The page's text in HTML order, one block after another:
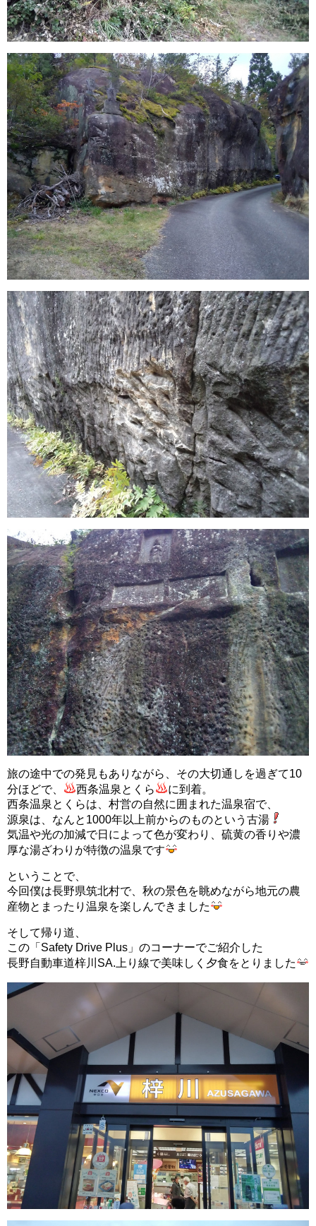
旅の途中での発見もありながら、その大切通しを過ぎて10
分ほどで、
西条温泉とくら
に到着。
西条温泉とくらは、村営の自然に囲まれた温泉宿で、
源泉は、なんと1000年以上前からのものという古湯
気温や光の加減で日によって色が変わり、硫黄の香りや濃
厚な湯ざわりが特徴の温泉です
ということで、
今回僕は長野県筑北村で、秋の景色を眺めながら地元の農
産物とまったり温泉を楽しんできました
そして帰り道、
この「Safety Drive Plus」のコーナーでご紹介した
長野自動車道梓川SA.上り線で美味しく夕食をとりました